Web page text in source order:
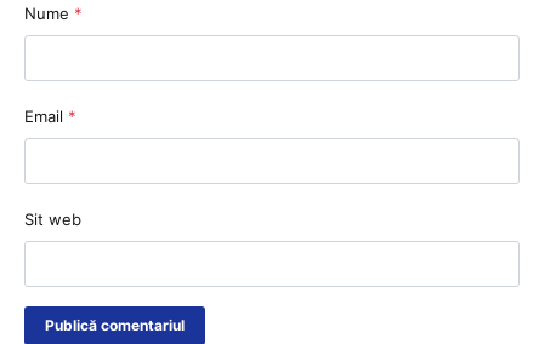
Nume *
Email *
Sit web